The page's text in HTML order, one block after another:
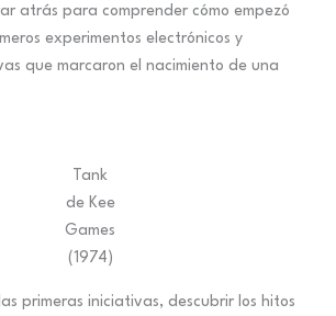
atrás para comprender cómo empezó
experimentos electrónicos y
que marcaron el nacimiento de una
Tank
de Kee
Games
(1974)
primeras iniciativas, descubrir los hitos